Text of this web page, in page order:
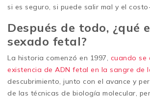
si es seguro, si puede salir mal y el
Después de todo, ¿qué
sexado fetal?
La historia comenzó en 1997, cuando se
existencia de ADN fetal en la sangre de
descubrimiento, junto con el avance y
de las técnicas de biología molecular,